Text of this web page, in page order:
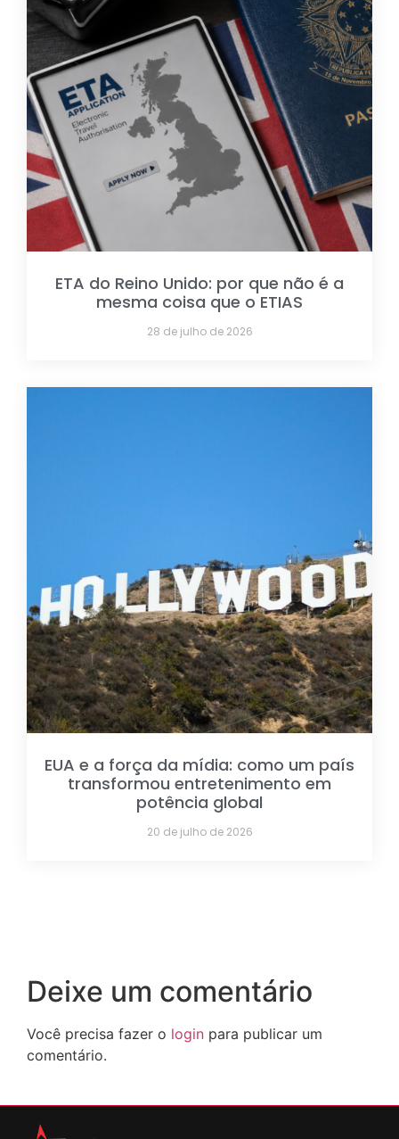
ETA do Reino Unido: por que não é a
mesma coisa que o ETIAS
28 de julho de 2026
EUA e a força da mídia: como um país
transformou entretenimento em
potência global
20 de julho de 2026
Deixe um comentário
Você precisa fazer o login para publicar um
comentário.